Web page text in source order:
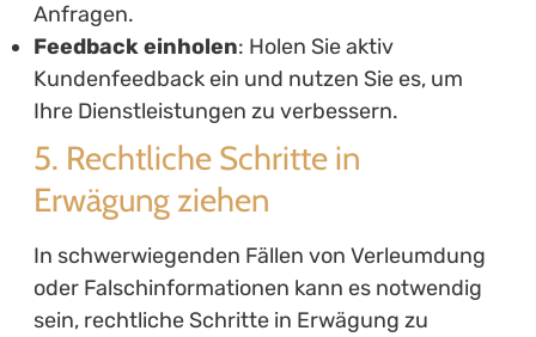
Anfragen.
Feedback einholen: Holen Sie aktiv
Kundenfeedback ein und nutzen Sie es, um
Ihre Dienstleistungen zu verbessern.
5. Rechtliche Schritte in
Erwägung ziehen
In schwerwiegenden Fällen von Verleumdung
oder Falschinformationen kann es notwendig
sein, rechtliche Schritte in Erwägung zu